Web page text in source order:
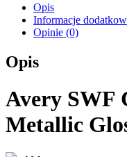
Opis
Informacje
Opinie (0)
Opis
Avery SWF
Metallic